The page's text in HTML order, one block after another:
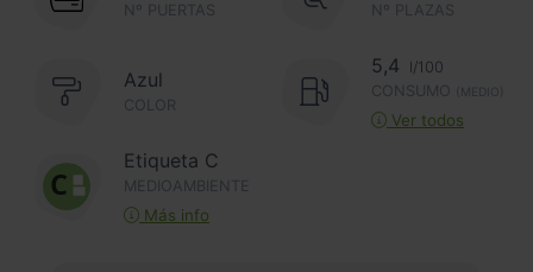
Nº PUERTAS
Nº PLAZAS
Azul
COLOR
5,4
l/100
CONSUMO
(MEDIO)
Ver todos
Etiqueta C
MEDIOAMBIENTE
Más info